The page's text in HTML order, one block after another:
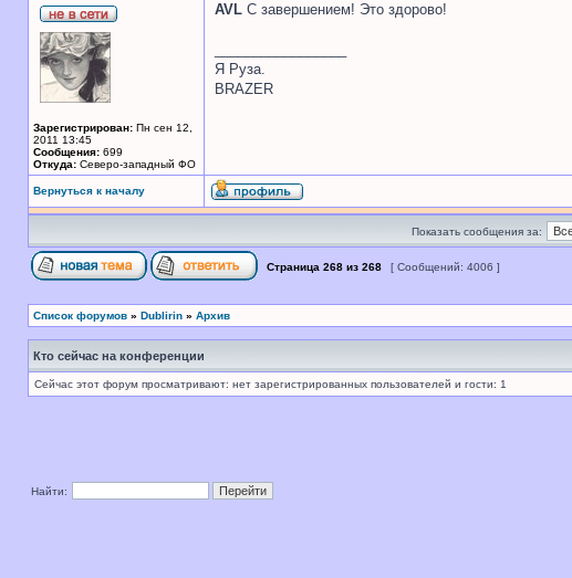
Зарегистрирован: Пн сен 12,
2011 13:45
Сообщения: 699
Откуда: Северо-западный ФО
AVL С завершением! Это здорово!
Я Руза.
BRAZER
Вернуться к началу
Показать сообщения за:
Страница 268 из 268 [ Сообщений: 4006 ]
Список форумов » Dublirin » Архив
Кто сейчас на конференции
Сейчас этот форум просматривают: нет зарегистрированных пользователей и гости: 1
Найти: